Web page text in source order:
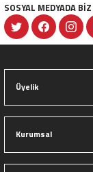
SOSYAL MEDYADA BİZ
Üyelik
Kurumsal